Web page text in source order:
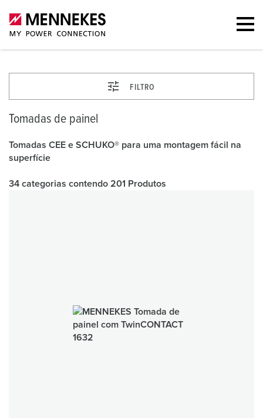
FILTRO
Tomadas de painel
Tomadas CEE e SCHUKO® para uma montagem fácil na
superfície
34 categorias contendo 201 Produtos